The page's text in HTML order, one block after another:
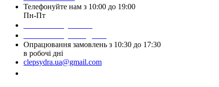
Телефонуйте нам з 10:00 до 19:00
Пн-Пт
Опрацювання замовлень з 10:30 до 17:30
в робочі дні
clepsydra.ua@gmail.com